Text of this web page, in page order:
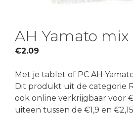
AH Yamato mix
€2.09
Met je tablet of PC AH
Dit produkt uit de categorie
ook online verkrijgbaar voor
uiteen tussen de €1,9 en